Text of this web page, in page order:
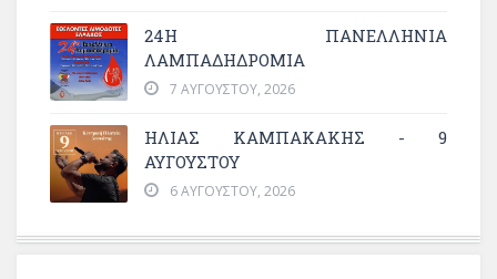
24Η ΠΑΝΕΛΛΗΝΙΑ
ΛΑΜΠΑΔΗΔΡΟΜΙΑ
7 ΑΥΓΟΎΣΤΟΥ, 2026
ΗΛΙΑΣ ΚΑΜΠΑΚΑΚΗΣ - 9
ΑΥΓΟΥΣΤΟΥ
6 ΑΥΓΟΎΣΤΟΥ, 2026